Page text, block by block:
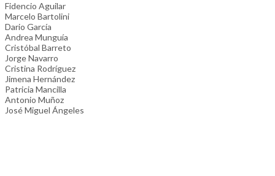
Fidencio Aguilar
Marcelo Bartolini
Dario García
Andrea Munguía
Cristóbal Barreto
Jorge Navarro
Cristina Rodríguez
Jimena Hernández
Patricia Mancilla
Antonio Muñoz
José Miguel Ángeles